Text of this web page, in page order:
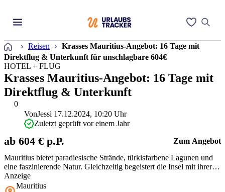
Startseite
Reisen
Krasses Mauritius-Angebot: 16 Tage mit
Direktflug & Unterkunft für unschlagbare 604€
0
HOTEL + FLUG
Krasses Mauritius-Angebot: 16 Tage mit
Direktflug & Unterkunft
Mauritius bietet paradiesische Strände, türkisfarbene Lagunen und
eine faszinierende Natur. Gleichzeitig begeistert die Insel mit ihrer
reichen Kultur und exotischer Küche – Ein Traumziel für jeden
Geschmack!
VonJessi 17.12.2024, 10:20 Uhr
Zuletzt geprüft vor einem Jahr
ab 604 € p.P. Zum Angebot
Anzeige
Mauritius